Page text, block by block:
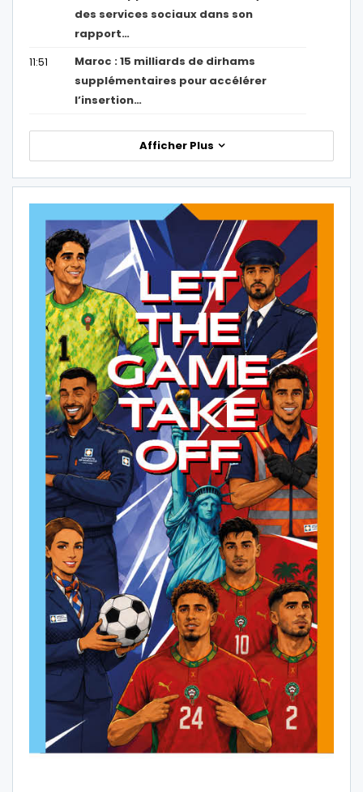
des services sociaux dans son
rapport…
11:51
Maroc : 15 milliards de dirhams
supplémentaires pour accélérer
l’insertion…
Afficher Plus